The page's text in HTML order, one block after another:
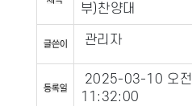
부)찬양대
관리자
2025-03-10 오전
11:32:00